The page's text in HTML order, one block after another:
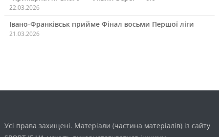
22.03.2026
Івано-Франківськ прийме Фінал восьми Першої ліги
21.03.2026
Усі права захищені. Матеріали (частина матеріалів) із сайту